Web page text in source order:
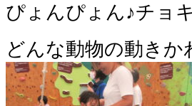
ぴょんぴょん♪チョ
どんな動物の動き